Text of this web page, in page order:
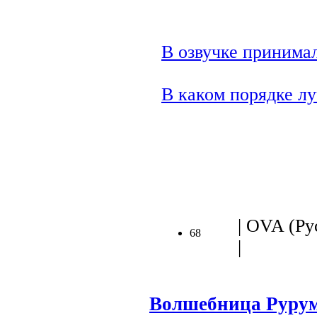
В озвучке
В каком порядке
68
| OVA
|
Волшебница